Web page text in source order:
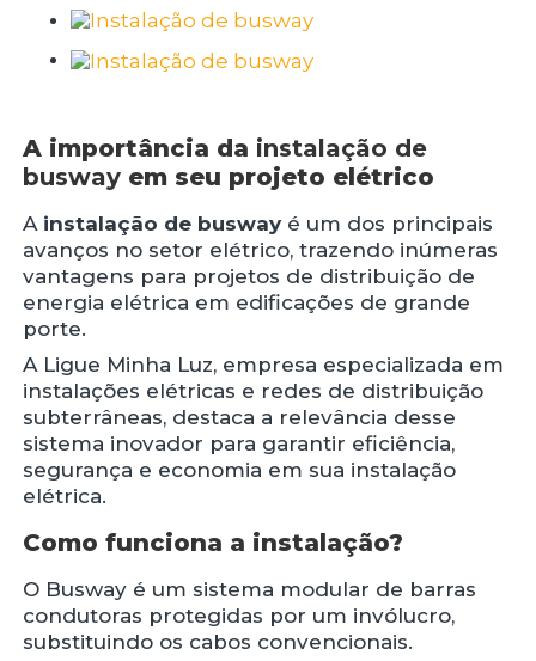
A importância da instalação de
busway em seu projeto elétrico
A instalação de busway é um dos principais
avanços no setor elétrico, trazendo inúmeras
vantagens para projetos de distribuição de
energia elétrica em edificações de grande
porte.
A Ligue Minha Luz, empresa especializada em
instalações elétricas e redes de distribuição
subterrâneas, destaca a relevância desse
sistema inovador para garantir eficiência,
segurança e economia em sua instalação
elétrica.
Como funciona a instalação?
O Busway é um sistema modular de barras
condutoras protegidas por um invólucro,
substituindo os cabos convencionais.